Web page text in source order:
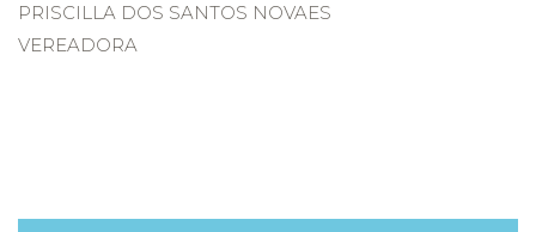
PRISCILLA DOS SANTOS NOVAES
VEREADORA